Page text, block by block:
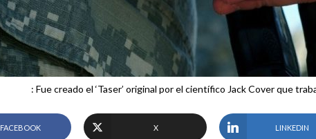
: Fue creado el ‘Taser’ original por el científico Jack Cover que
FACEBOOK X LINKEDIN